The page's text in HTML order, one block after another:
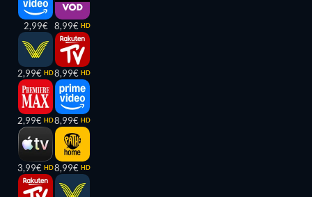
2,99€
2,99€ HD
2,99€ HD
3,99€ HD
8,99€ HD
8,99€ HD
8,99€ HD
8,99€ HD